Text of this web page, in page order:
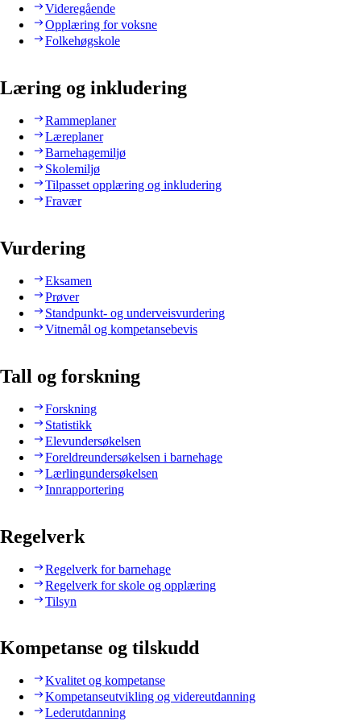
Videregående
Opplæring for voksne
Folkehøgskole
Læring og inkludering
Rammeplaner
Læreplaner
Barnehagemiljø
Skolemiljø
Tilpasset opplæring og inkludering
Fravær
Vurdering
Eksamen
Prøver
Standpunkt- og underveisvurdering
Vitnemål og kompetansebevis
Tall og forskning
Forskning
Statistikk
Elevundersøkelsen
Foreldreundersøkelsen i barnehage
Lærlingundersøkelsen
Innrapportering
Regelverk
Regelverk for barnehage
Regelverk for skole og opplæring
Tilsyn
Kompetanse og tilskudd
Kvalitet og kompetanse
Kompetanseutvikling og videreutdanning
Lederutdanning